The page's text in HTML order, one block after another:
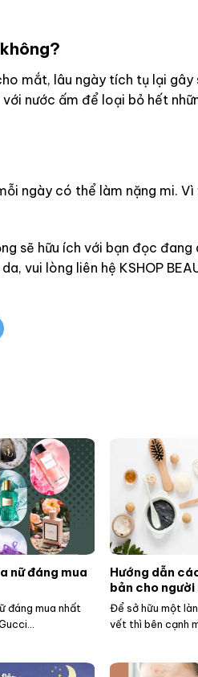
mắt, lâu ngày tích tụ lại gây
nước ấm để loại bỏ hết
ngày có thể làm nặng mi.
sẽ hữu ích với bạn đọc đang
vui lòng liên hệ KSHOP
nữ đáng mua
đáng mua nhất
Hướng dẫn
bản cho
Để sở hữu một
vết thì bên cạnh